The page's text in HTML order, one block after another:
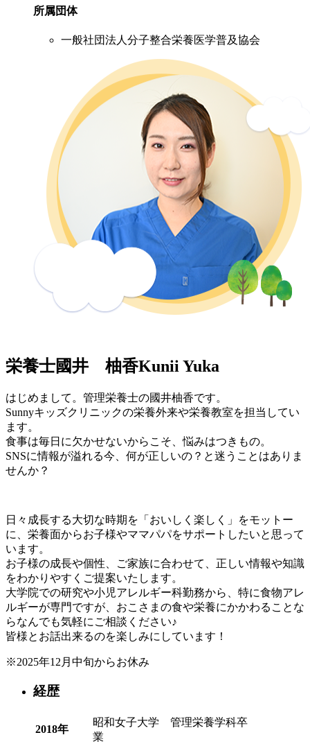
所属団体
一般社団法人分子整合栄養医学普及協会
栄養士國井 柚香Kunii Yuka
はじめまして。管理栄養士の國井柚香です。
Sunnyキッズクリニックの栄養外来や栄養教室を担当してい
ます。
食事は毎日に欠かせないからこそ、悩みはつきもの。
SNSに情報が溢れる今、何が正しいの？と迷うことはありま
せんか？
日々成長する大切な時期を「おいしく楽しく」をモットー
に、栄養面からお子様やママパパをサポートしたいと思って
います。
お子様の成長や個性、ご家族に合わせて、正しい情報や知識
をわかりやすくご提案いたします。
大学院での研究や小児アレルギー科勤務から、特に食物アレ
ルギーが専門ですが、おこさまの食や栄養にかかわることな
らなんでも気軽にご相談ください♪
皆様とお話出来るのを楽しみにしています！
※2025年12月中旬からお休み
経歴
2018年
昭和女子大学 管理栄養学科卒
業